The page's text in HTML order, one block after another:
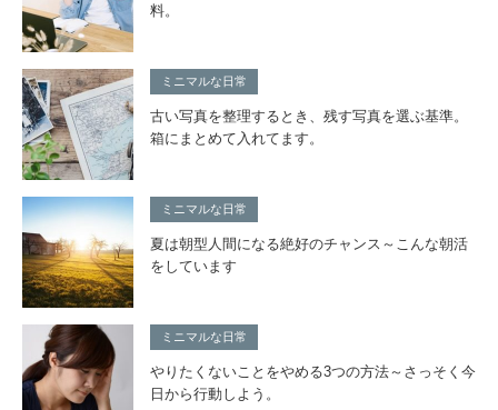
料。
ミニマルな日常
古い写真を整理するとき、残す写真を選ぶ基準。
箱にまとめて入れてます。
ミニマルな日常
夏は朝型人間になる絶好のチャンス～こんな朝活
をしています
ミニマルな日常
やりたくないことをやめる3つの方法～さっそく今
日から行動しよう。